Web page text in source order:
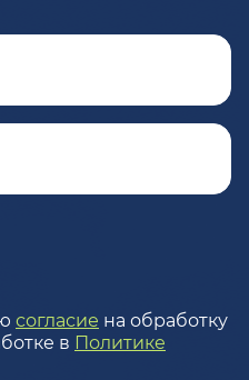
согласие на обработку
в Политике